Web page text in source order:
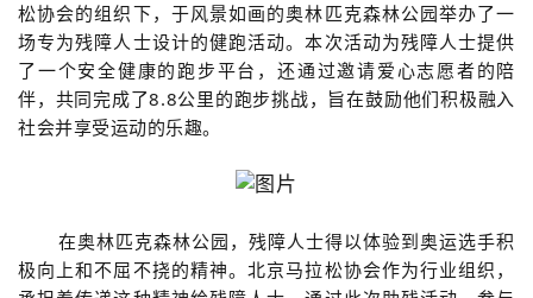
松协会的组织下，于风景如画的奥林匹克森林公园举办了一
场专为残障人士设计的健跑活动。本次活动为残障人士提供
了一个安全健康的跑步平台，还通过邀请爱心志愿者的陪
伴，共同完成了8.8公里的跑步挑战，旨在鼓励他们积极融入
社会并享受运动的乐趣。
在奥林匹克森林公园，残障人士得以体验到奥运选手积
极向上和不屈不挠的精神。北京马拉松协会作为行业组织，